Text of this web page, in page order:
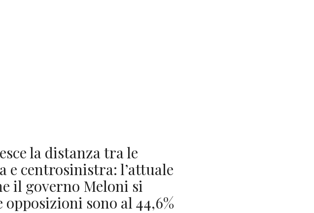
la distanza tra le
e centrosinistra: l’attuale
il governo Meloni si
opposizioni sono al 44,6%